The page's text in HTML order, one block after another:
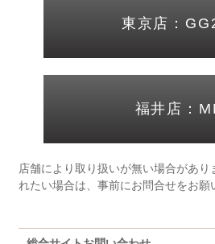
東京店：
福井店：
店舗により取り扱いが無い場合があり
れたい場合は、事前にお問合せをお願